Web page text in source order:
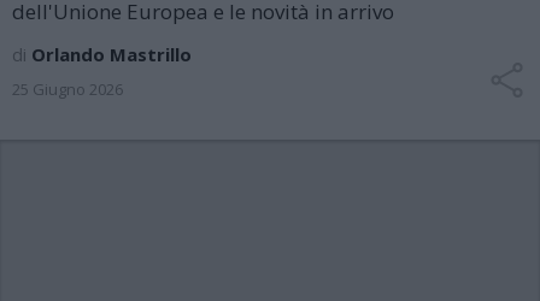
dell'Unione Europea e le novità in arrivo
di Orlando Mastrillo
25 Giugno 2026